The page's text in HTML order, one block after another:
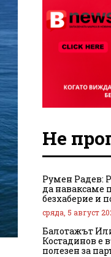
Не
Румен Радев:
да наваксаме
безхаберие и
сряда, 5 август
Балотажът
Костадинов е
полезен за